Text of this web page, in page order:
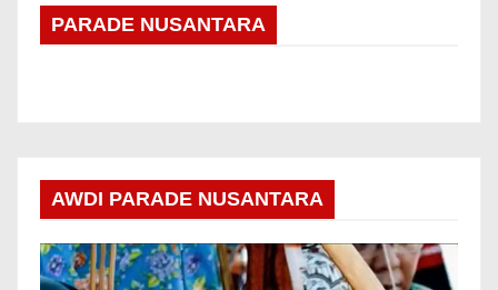
PARADE NUSANTARA
AWDI PARADE NUSANTARA